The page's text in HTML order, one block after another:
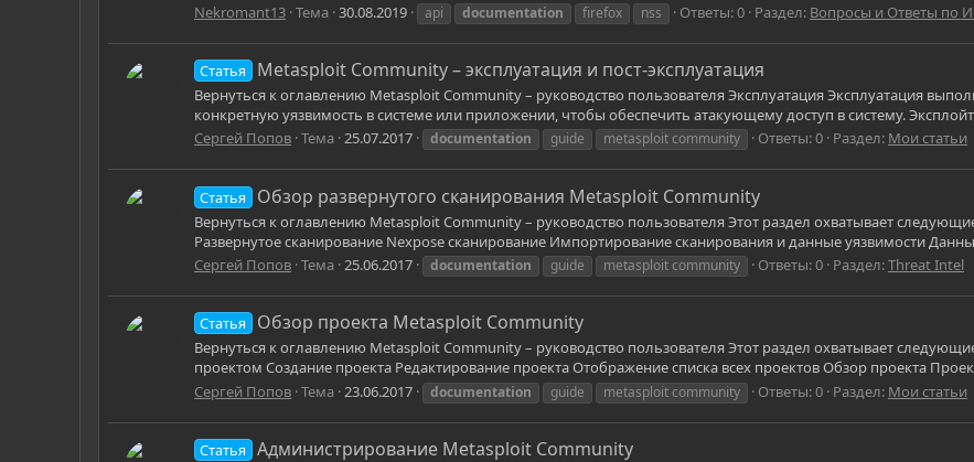
Nekromant13 Тема 30.08.2019 api documentation firefox nss Ответы: 0 Раздел: Вопросы и Ответы по
Статья Metasploit Community – эксплуатация и пост-эксплуатация
Вернуться к оглавлению Metasploit Community – руководство пользователя Эксплуатация Эксплуатация
конкретную уязвимость в системе или приложении, чтобы обеспечить атакующему доступ в систему.
Сергей Попов Тема 25.07.2017 documentation guide metasploit community Ответы: 0 Раздел: Мои статьи
Статья Обзор развернутого сканирования Metasploit Community
Вернуться к оглавлению Metasploit Community – руководство пользователя Этот раздел охватывает
Развернутое сканирование Nexpose сканирование Импортирование сканирования и данные уязвимости
Сергей Попов Тема 25.06.2017 documentation guide metasploit community Ответы: 0 Раздел:Threat Intel
Статья Обзор проекта Metasploit Community
Вернуться к оглавлению Metasploit Community – руководство пользователя Этот раздел охватывает
проектом Создание проекта Редактирование проекта Отображение списка всех проектов Обзор проекта
Сергей Попов Тема 23.06.2017 documentation guide metasploit community Ответы: 0 Раздел: Мои статьи
Статья Администрирование Metasploit Community